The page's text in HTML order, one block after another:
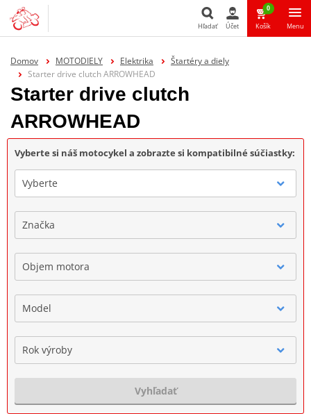
Hľadať Účet
0
Košík Menu
Domov MOTODIELY Elektrika
Štartéry a diely
Starter drive clutch ARROWHEAD
Starter drive clutch
ARROWHEAD
Vyberte si náš motocykel a zobrazte si kompatibilné súčiastky:
Vyberte
Značka
Objem motora
Model
Rok výroby
Vyhľadať